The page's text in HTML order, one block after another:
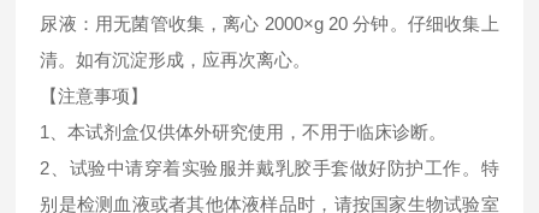
尿液：用无菌管收集，离心 2000×g 20 分钟。仔细收集上
清。如有沉淀形成，应再次离心。
【注意事项】
1、本试剂盒仅供体外研究使用，不用于临床诊断。
2、试验中请穿着实验服并戴乳胶手套做好防护工作。特
别是检测血液或者其他体液样品时，请按国家生物试验室